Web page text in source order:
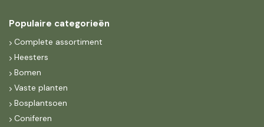
Populaire categorieën
Complete assortiment
Heesters
Bomen
Vaste planten
Bosplantsoen
Coniferen